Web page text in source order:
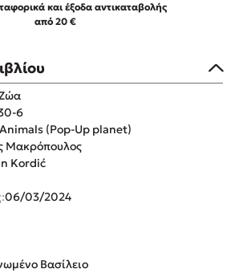
γίγαντας στο σχολείο
Δεληγεώργη
κάτω, μπροστά, πίσω
Robbins
6
Animals (Pop-Up planet)
Μακρόπουλος
Kordić
06/03/2024
Βασίλειο
και έξοδα αντικαταβολής
από 20 €